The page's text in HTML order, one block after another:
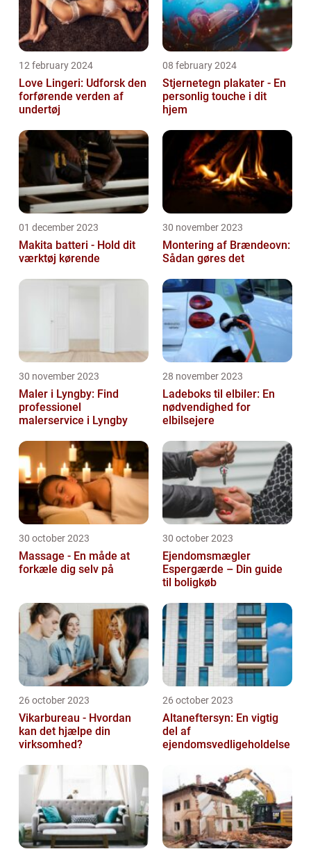
12 february 2024
Love Lingeri: Udforsk den
forførende verden af
undertøj
08 february 2024
Stjernetegn plakater - En
personlig touche i dit
hjem
01 december 2023
Makita batteri - Hold dit
værktøj kørende
30 november 2023
Montering af Brændeovn:
Sådan gøres det
30 november 2023
Maler i Lyngby: Find
professionel
malerservice i Lyngby
28 november 2023
Ladeboks til elbiler: En
nødvendighed for
elbilsejere
30 october 2023
Massage - En måde at
forkæle dig selv på
30 october 2023
Ejendomsmægler
Espergærde – Din guide
til boligkøb
26 october 2023
Vikarbureau - Hvordan
kan det hjælpe din
virksomhed?
26 october 2023
Altaneftersyn: En vigtig
del af
ejendomsvedligeholdelse